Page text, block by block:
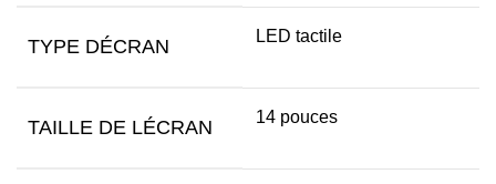
TYPE DÉCRAN LED tactile
TAILLE DE LÉCRAN 14 pouces